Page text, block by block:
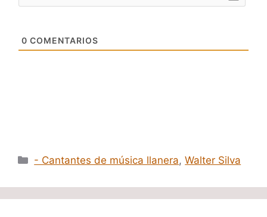
0 COMENTARIOS
Categorías
- Cantantes de música llanera,Walter Silva